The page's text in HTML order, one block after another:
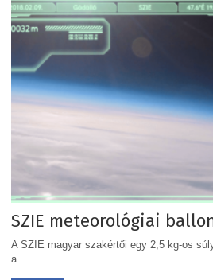
SZIE meteorológiai
A SZIE magyar szakértői egy 2,5 kg-os
a...